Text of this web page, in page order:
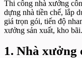
Thi công nhà xưởng
dựng nhà tiền chế, lắp
giá trọn gói, tiến độ
xưởng sản xuất, kho bãi.
1. Nhà xưởng